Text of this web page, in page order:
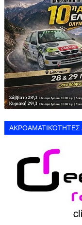
ΑΚΡΟΑΜΑΤΙΚΌΤΗΤΕΣ